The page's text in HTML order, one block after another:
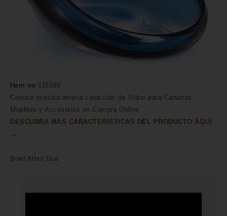
Item no 116189
Conoce nuestra amplia colección de Vidrio para Canarias.
Muebles y Accesorios en Compra Online.
DESCUBRA MÁS CARACTERÍSTICAS DEL PRODUCTO AQUÍ
→
Bowl Athol blue